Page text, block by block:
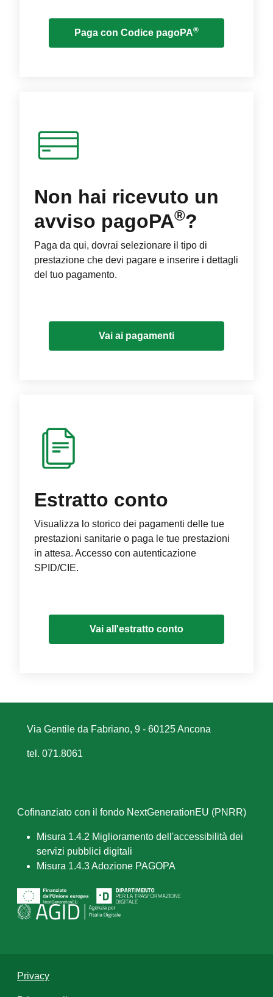
Paga con Codice pagoPA®
Non hai ricevuto un
avviso pagoPA®?
Paga da qui, dovrai selezionare il tipo di
prestazione che devi pagare e inserire i dettagli
del tuo pagamento.
Vai ai pagamenti
Estratto conto
Visualizza lo storico dei pagamenti delle tue
prestazioni sanitarie o paga le tue prestazioni
in attesa. Accesso con autenticazione
SPID/CIE.
Vai all'estratto conto
Via Gentile da Fabriano, 9 - 60125 Ancona
tel. 071.8061
Cofinanziato con il fondo NextGenerationEU (PNRR)
Misura 1.4.2 Miglioramento dell'accessibilità dei
servizi pubblici digitali
Misura 1.4.3 Adozione PAGOPA
Privacy